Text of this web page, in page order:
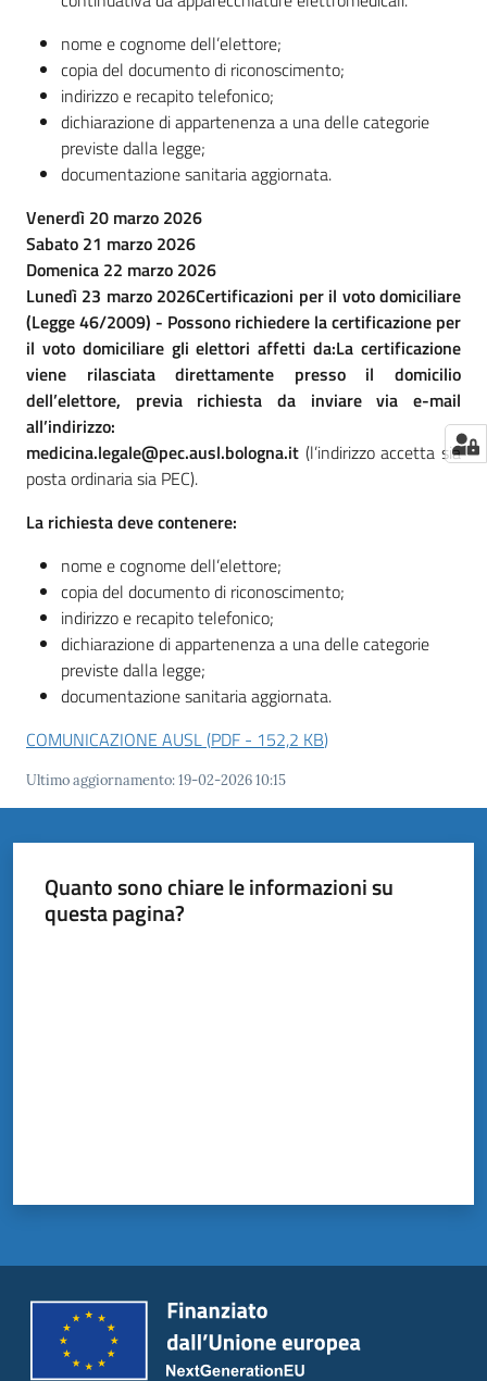
nome e cognome dell’elettore;
copia del documento di riconoscimento;
indirizzo e recapito telefonico;
dichiarazione di appartenenza a una delle categorie
previste dalla legge;
documentazione sanitaria aggiornata.
Venerdì 20 marzo 2026
Sabato 21 marzo 2026
Domenica 22 marzo 2026
Lunedì 23 marzo 2026Certificazioni per il voto domiciliare
(Legge 46/2009) - Possono richiedere la certificazione per
il voto domiciliare gli elettori affetti da:La certificazione
viene rilasciata direttamente presso il domicilio
dell’elettore, previa richiesta da inviare via e-mail
all’indirizzo:
medicina.legale@pec.ausl.bologna.it (l’indirizzo accetta sia
posta ordinaria sia PEC).
La richiesta deve contenere:
nome e cognome dell’elettore;
copia del documento di riconoscimento;
indirizzo e recapito telefonico;
dichiarazione di appartenenza a una delle categorie
previste dalla legge;
documentazione sanitaria aggiornata.
COMUNICAZIONE AUSL(PDF - 152,2 KB)
Ultimo aggiornamento:19-02-2026 10:15
Quanto sono chiare le informazioni su
questa pagina?